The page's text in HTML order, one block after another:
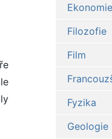
Ekonomie
Filozofie
Film
Fyzika
Geologie